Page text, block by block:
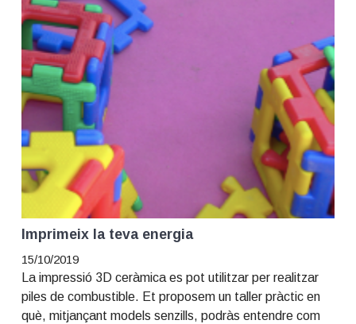
Imprimeix la teva energia
15/10/2019
La impressió 3D ceràmica es pot utilitzar per realitzar
piles de combustible. Et proposem un taller pràctic en
què, mitjançant models senzills, podràs entendre com